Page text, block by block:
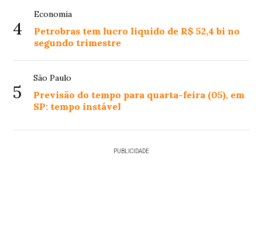
4
Economia
Petrobras tem lucro líquido de R$ 52,4 bi no
segundo trimestre
5
São Paulo
Previsão do tempo para quarta-feira (05), em
SP: tempo instável
PUBLICIDADE